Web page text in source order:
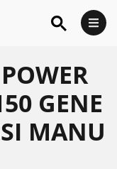
GENE
MANU